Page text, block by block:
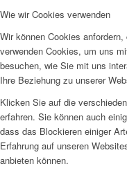
Wie wir Cookies verwenden
Wir können Cookies
verwenden Cookies, um uns
besuchen, wie Sie mit uns
Ihre Beziehung zu unserer
Klicken Sie auf die
erfahren. Sie können auch
dass das Blockieren einiger
Erfahrung auf unseren
anbieten können.